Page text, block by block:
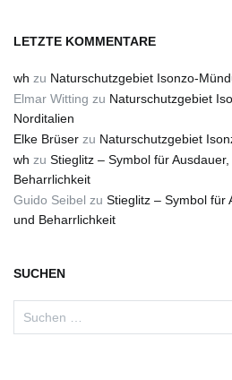
LETZTE KOMMENTARE
wh zu Naturschutzgebiet Isonzo-
Elmar Witting zu Naturschutzgebiet
Norditalien
Elke Brüser zu Naturschutzgebiet
wh zu Stieglitz – Symbol für
Beharrlichkeit
Guido Seibel zu Stieglitz – Symbol für
und Beharrlichkeit
SUCHEN